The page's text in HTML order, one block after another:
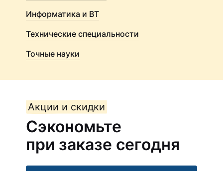
Информатика и ВТ
Технические специальности
Точные науки
Акции и скидки
Сэкономьте
при заказе сегодня